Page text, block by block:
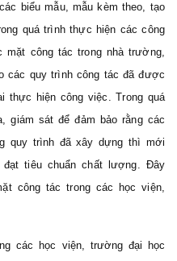
biểu mẫu, mẫu kèm theo, tạo
quá trình thực hiện các công
mặt công tác trong nhà trường,
các quy trình công tác đã được
thực hiện công việc. Trong quá
giám sát để đảm bảo rằng các
quy trình đã xây dựng thì mới
đạt tiêu chuẩn chất lượng. Đây
công tác trong các học viện,
các học viện, trường đại học